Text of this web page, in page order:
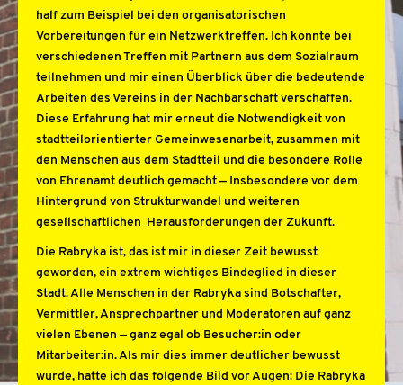
half zum Beispiel bei den organisatorischen
Vorbereitungen für ein Netzwerktreffen. Ich konnte bei
verschiedenen Treffen mit Partnern aus dem Sozialraum
teilnehmen und mir einen Überblick über die bedeutende
Arbeiten des Vereins in der Nachbarschaft verschaffen.
Diese Erfahrung hat mir erneut die Notwendigkeit von
stadtteilorientierter Gemeinwesenarbeit, zusammen mit
den Menschen aus dem Stadtteil und die besondere Rolle
von Ehrenamt deutlich gemacht — Insbesondere vor dem
Hintergrund von Strukturwandel und weiteren
gesellschaftlichen Herausforderungen der Zukunft.
Die Rabryka ist, das ist mir in dieser Zeit bewusst
geworden, ein extrem wichtiges Bindeglied in dieser
Stadt. Alle Menschen in der Rabryka sind Botschafter,
Vermittler, Ansprechpartner und Moderatoren auf ganz
vielen Ebenen — ganz egal ob Besucher:in oder
Mitarbeiter:in. Als mir dies immer deutlicher bewusst
wurde, hatte ich das folgende Bild vor Augen: Die Rabryka